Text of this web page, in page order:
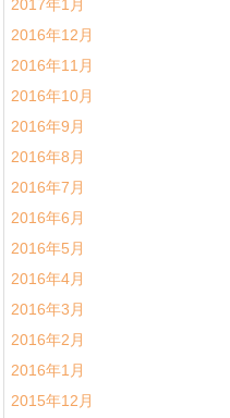
2017年1月
2016年12月
2016年11月
2016年10月
2016年9月
2016年8月
2016年7月
2016年6月
2016年5月
2016年4月
2016年3月
2016年2月
2016年1月
2015年12月